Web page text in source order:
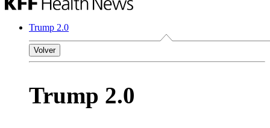
Trump 2.0
Volver
Trump 2.0